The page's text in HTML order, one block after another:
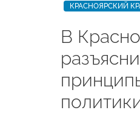
КРАСНОЯРСКИЙ
В